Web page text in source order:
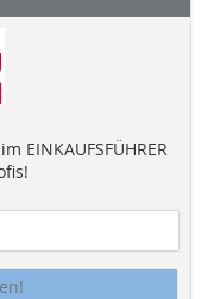
EINKAUFSFÜHRER